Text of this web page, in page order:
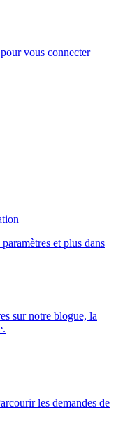
vous connecter
et plus dans
sur notre blogue, la
les demandes de